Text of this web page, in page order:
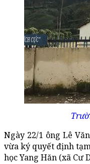
Ngày 22/1 ông Lê
vừa ký quyết định
học Yang Hăn (xã Cư